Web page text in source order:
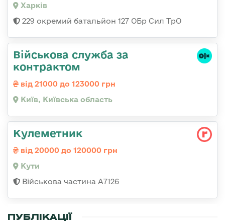
Харків
229 окремий батальйон 127 ОБр Сил ТрО
Військова служба за
контрактом
від 21000 до 123000 грн
Київ, Київська область
Кулеметник
від 20000 до 120000 грн
Кути
Військова частина А7126
ПУБЛІКАЦІЇ